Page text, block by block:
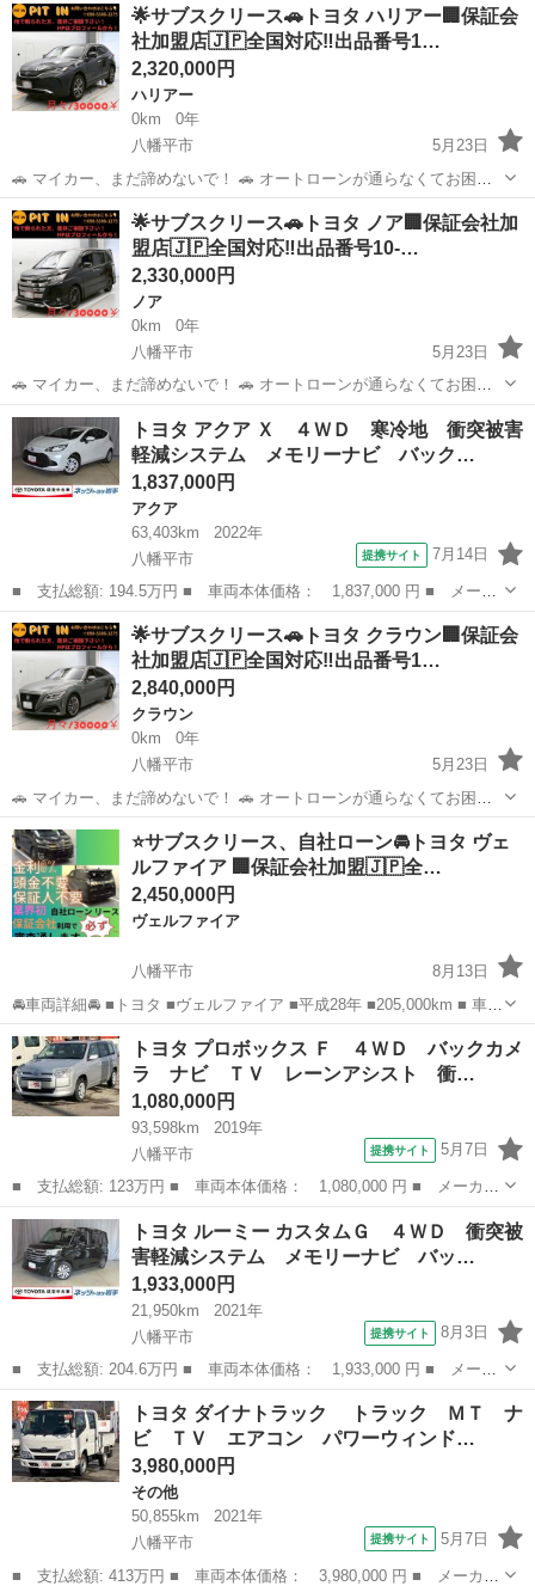
んか？ ​🚘 【車両詳細】 🚘 ■ トヨタ ハリアー ■ 年式：令和2年 ■ 走行
距離：87...
︎🌟サブスクリース🚗トヨタ ハリアー🏢保証会
社加盟店🇯🇵全国対応‼️出品番号1…
2,320,000円
ハリアー
0km
0年
八幡平市
5月23日
🚗 マイカー、まだ諦めないで！ 🚗 オートローンが通らなくてお困り
の方へ。 当店独自の「サブスクリース」で、ご希望のお車に乗りませ
んか？ ​🚘 【車両詳細】 🚘 ■ トヨタ ハリアー ■ 年式:令和5年 ■ 走行距
離：52...
岩手 八幡平市 ハリアー
︎🌟サブスクリース🚗トヨタ ノア🏢保証会社加
盟店🇯🇵全国対応‼️出品番号10-…
2,330,000円
ノア
0km
0年
八幡平市
5月23日
🚗 マイカー、まだ諦めないで！ 🚗 オートローンが通らなくてお困り
の方へ。 当店独自の「サブスクリース」で、ご希望のお車に乗りませ
んか？ ​🚘 【車両詳細】 🚘 ■ トヨタ ノア ■ 年式:令和1年 ■ 走行距離：
52,3...
岩手 八幡平市 ノア
トヨタ アクア Ｘ ４ＷＤ 寒冷地 衝突被害
軽減システム メモリーナビ バック…
1,837,000円
アクア
63,403km
2022年
八幡平市
提携サイト 7月14日
■ 支払総額: 194.5万円 ■ 車両本体価格： 1,837,000 円 ■ メーカ
ー名： トヨタ ■ 車種名： アクア ■ グレード名： Ｘ ４Ｗ
Ｄ 寒冷地 衝突被害軽減システム メモリーナビ バックカメラ
ＬＥＤヘッ...
岩手 八幡平市 アクア
︎🌟サブスクリース🚗トヨタ クラウン🏢保証会
社加盟店🇯🇵全国対応‼️出品番号1…
2,840,000円
クラウン
0km
0年
八幡平市
5月23日
🚗 マイカー、まだ諦めないで！ 🚗 オートローンが通らなくてお困り
の方へ。 当店独自の「サブスクリース」で、ご希望のお車に乗りませ
んか？ ​🚘 【車両詳細】 🚘 ■ トヨタ クラウン ■ 年式：平成30年 ■ 走行
距離：5...
岩手 八幡平市 クラウン
⭐️サブスクリース、自社ローン🚘️トヨタ ヴェ
ルファイア 🏢保証会社加盟🇯🇵全…
2,450,000円
ヴェルファイア
八幡平市
8月13日
🚘車両詳細🚘 ■トヨタ ■ヴェルファイア ■平成28年 ■205,000km ■ 車検
2年付 ■月々30.000円 🚙車両装備🚙 ■ナビ ■TV ■バックカメラ ■ドラ
イブレコーダー ■エンジンプッシュスタート ■ETC...
岩手 八幡平市 ヴェルファイア
トヨタ プロボックス Ｆ ４ＷＤ バックカメ
ラ ナビ ＴＶ レーンアシスト 衝…
1,080,000円
93,598km
2019年
八幡平市
提携サイト 5月7日
■ 支払総額: 123万円 ■ 車両本体価格： 1,080,000 円 ■ メーカー
名： トヨタ ■ 車種名： プロボックス ■ グレード名： Ｆ ４
ＷＤ バックカメラ ナビ ＴＶ レーンアシスト 衝突被害軽減シ
ステム オ...
岩手 八幡平市 トヨタ
トヨタ ルーミー カスタムＧ ４ＷＤ 衝突被
害軽減システム メモリーナビ バッ…
1,933,000円
21,950km
2021年
八幡平市
提携サイト 8月3日
■ 支払総額: 204.6万円 ■ 車両本体価格： 1,933,000 円 ■ メーカ
ー名： トヨタ ■ 車種名： ルーミー ■ グレード名： カスタム
Ｇ ４ＷＤ 衝突被害軽減システム メモリーナビ バックカメラ
両側電動...
岩手 八幡平市 トヨタ
トヨタ ダイナトラック トラック ＭＴ ナ
ビ ＴＶ エアコン パワーウィンド…
3,980,000円
その他
50,855km
2021年
八幡平市
提携サイト 5月7日
■ 支払総額: 413万円 ■ 車両本体価格： 3,980,000 円 ■ メーカー